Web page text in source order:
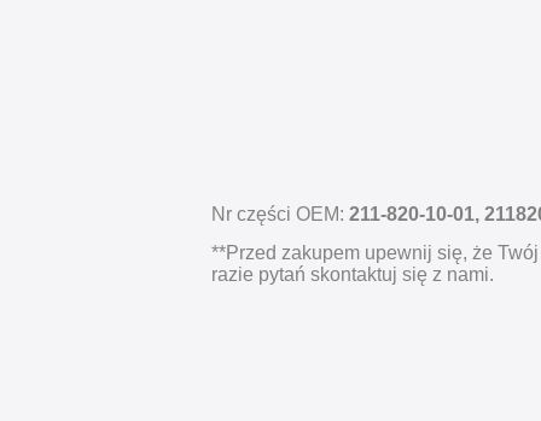
Nr części OEM: 211-820-10-01,
**Przed zakupem upewnij się, że
razie pytań skontaktuj się z nami.